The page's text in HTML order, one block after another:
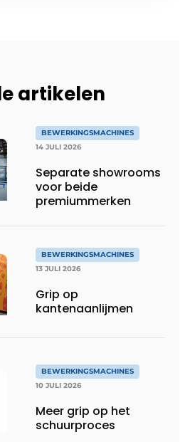
artikelen
BEWERKINGSMACHINES
14 JULI 2026
Separate showrooms
voor beide
premiummerken
BEWERKINGSMACHINES
13 JULI 2026
Grip op
kantenaanlijmen
BEWERKINGSMACHINES
10 JULI 2026
Meer grip op het
schuurproces